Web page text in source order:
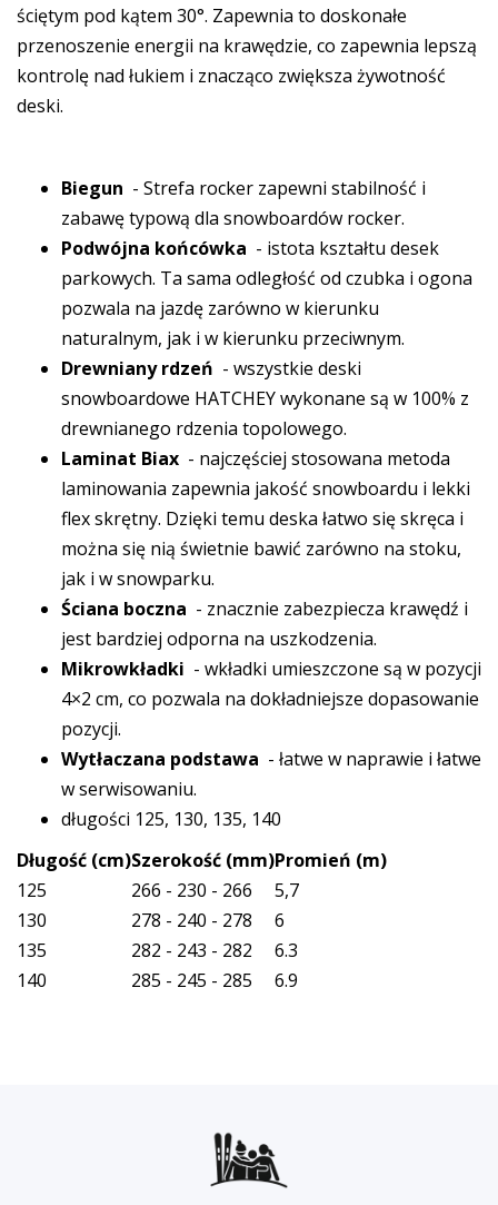
ściętym pod kątem 30°. Zapewnia to doskonałe
przenoszenie energii na krawędzie, co zapewnia lepszą
kontrolę nad łukiem i znacząco zwiększa żywotność
deski.
Biegun - Strefa rocker zapewni stabilność i
zabawę typową dla snowboardów rocker.
Podwójna końcówka - istota kształtu desek
parkowych. Ta sama odległość od czubka i ogona
pozwala na jazdę zarówno w kierunku
naturalnym, jak i w kierunku przeciwnym.
Drewniany rdzeń - wszystkie deski
snowboardowe HATCHEY wykonane są w 100% z
drewnianego rdzenia topolowego.
Laminat Biax - najczęściej stosowana metoda
laminowania zapewnia jakość snowboardu i lekki
flex skrętny. Dzięki temu deska łatwo się skręca i
można się nią świetnie bawić zarówno na stoku,
jak i w snowparku.
Ściana boczna - znacznie zabezpiecza krawędź i
jest bardziej odporna na uszkodzenia.
Mikrowkładki - wkładki umieszczone są w pozycji
4×2 cm, co pozwala na dokładniejsze dopasowanie
pozycji.
Wytłaczana podstawa - łatwe w naprawie i łatwe
w serwisowaniu.
długości 125, 130, 135, 140
Długość (cm)Szerokość (mm)Promień (m)
125
266 - 230 - 266
5,7
130
278 - 240 - 278
6
135
282 - 243 - 282
6.3
140
285 - 245 - 285 6.9